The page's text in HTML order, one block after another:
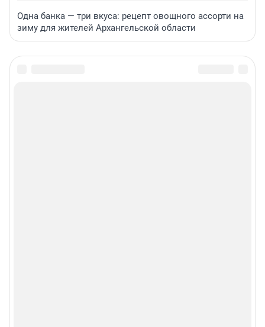
Одна банка — три вкуса: рецепт овощного ассорти на
зиму для жителей Архангельской области